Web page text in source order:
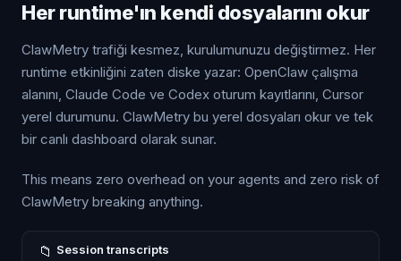
Her runtime'ın kendi dosyalarını okur
ClawMetry trafiği kesmez, kurulumunuzu değiştirmez. Her
runtime etkinliğini zaten diske yazar: OpenClaw çalışma
alanını, Claude Code ve Codex oturum kayıtlarını, Cursor
yerel durumunu. ClawMetry bu yerel dosyaları okur ve tek
bir canlı dashboard olarak sunar.
This means zero overhead on your agents and zero risk of
ClawMetry breaking anything.
📁 Session transcripts